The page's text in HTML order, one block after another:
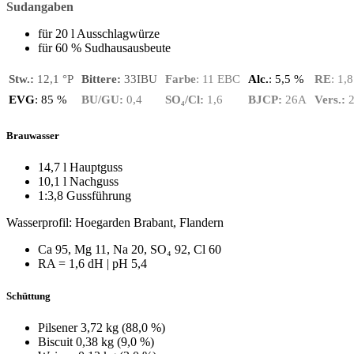
Sudangaben
für 20 l Ausschlagwürze
für 60 % Sudhausausbeute
Stw.: 12,1 °P Bittere: 33IBU Farbe: 11 EBC Alc.: 5,5 % RE:
EVG: 85 % BU/GU: 0,4 SO₄/Cl: 1,6 BJCP: 26A Vers.: 2
Brauwasser
14,7 l Hauptguss
10,1 l Nachguss
1:3,8 Gussführung
Wasserprofil: Hoegarden Brabant, Flandern
Ca 95, Mg 11, Na 20, SO₄ 92, Cl 60
RA = 1,6 dH | pH 5,4
Schüttung
Pilsener 3,72 kg (88,0 %)
Biscuit 0,38 kg (9,0 %)